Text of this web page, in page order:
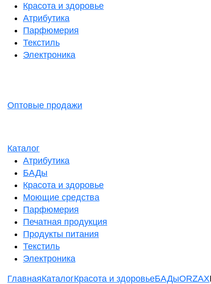
Красота и здоровье
Атрибутика
Парфюмерия
Текстиль
Электроника
Оптовые продажи
Каталог
Атрибутика
БАДы
Красота и здоровье
Моющие средства
Парфюмерия
Печатная продукция
Продукты питания
Текстиль
Электроника
ГлавнаяКаталогКрасота и здоровьеБАДыORZAX